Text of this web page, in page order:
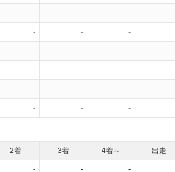
- - -
- - -
- - -
- - -
- - -
- - -
2着 3着 4着～ 出走
- - -